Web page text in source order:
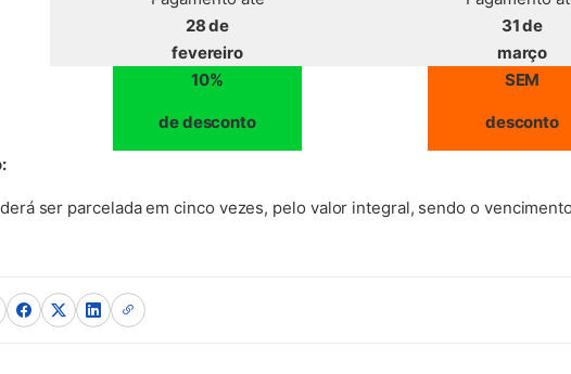
28 de
fevereiro
10%
de desconto
31 de
março
SEM
desconto
ser parcelada em cinco vezes, pelo valor integral, sendo o